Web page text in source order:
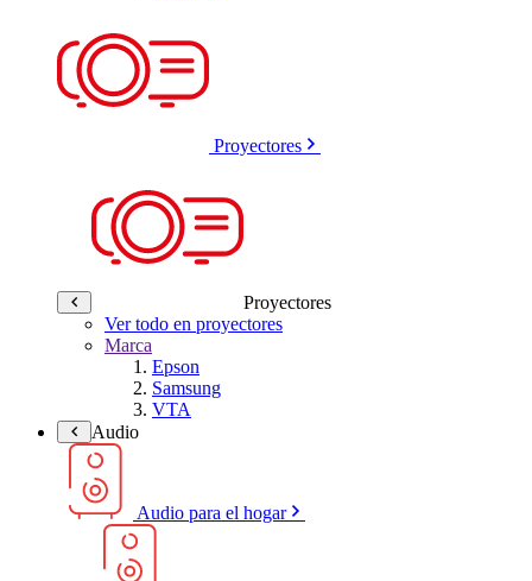
Proyectores
Proyectores
Ver todo en proyectores
Marca
Epson
Samsung
VTA
Audio
Audio para el hogar